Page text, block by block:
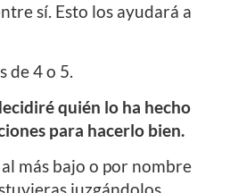
sí. Esto los ayudará a
de 4 o 5.
quién lo ha hecho
para hacerlo bien.
más bajo o por nombre